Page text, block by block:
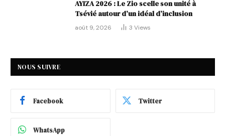
AYIZA 2026 : Le Zio scelle son unité à
Tsévié autour d’un idéal d’inclusion
août 9, 2026 3 Views
NOUS SUIVRE
Facebook Twitter
WhatsApp